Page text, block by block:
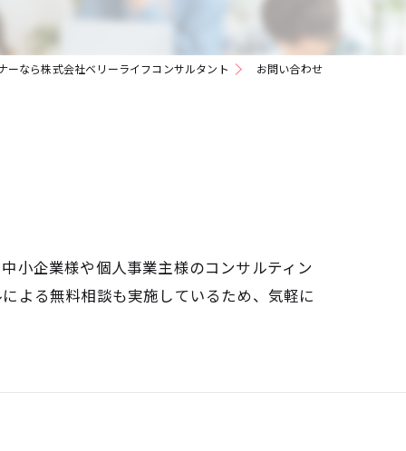
老後資金
なら株式会社ベリーライフコンサルタント お問い合わせ
小企業様や個人事業主様のコンサルティン
よる無料相談も実施しているため、気軽に